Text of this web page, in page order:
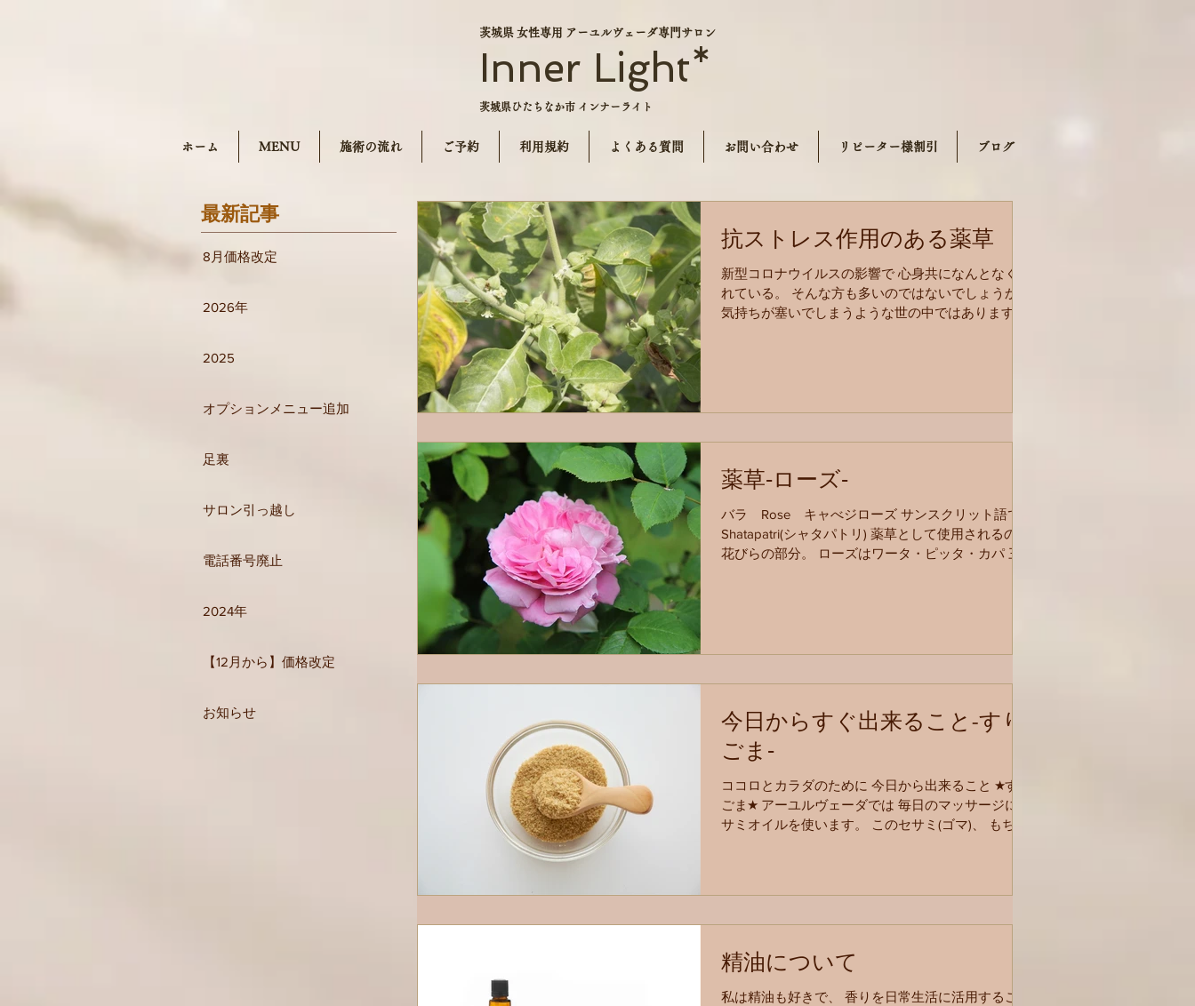
茨城県 女性専用 アーユルヴェーダ専門サロン
Inner Light*
茨城県ひたちなか市 インナーライト
ホーム MENU 施術の流れ ご予約 利用規約 よくある質問 お問い合わせ リピーター様割引 ブログ
最新記事
8月価格改定
2026年
2025
オプションメニュー追加
足裏
サロン引っ越し
電話番号廃止
2024年
【12月から】価格改定
お知らせ
抗ストレス作用のある薬草
新型コロナウイルスの影響で 心身共になんとなく疲
れている。 そんな方も多いのではないでしょうか。
気持ちが塞いでしまうような世の中ではあります
薬草‐ローズ‐
バラ Rose キャべジローズ サンスクリット語で
Shatapatri(シャタパトリ) 薬草として使用されるのは
花びらの部分。 ローズはワータ・ピッタ・カパ 三
今日からすぐ出来ること-すり
ごま‐
ココロとカラダのために 今日から出来ること ★すり
ごま★ アーユルヴェーダでは 毎日のマッサージにセ
サミオイルを使います。 このセサミ(ゴマ)、 もちろ
精油について
私は精油も好きで、 香りを日常生活に活用すること